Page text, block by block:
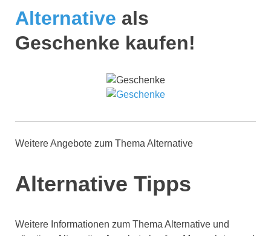
Alternative als
Geschenke kaufen!
Weitere Angebote zum Thema Alternative
Alternative Tipps
Weitere Informationen zum Thema Alternative und